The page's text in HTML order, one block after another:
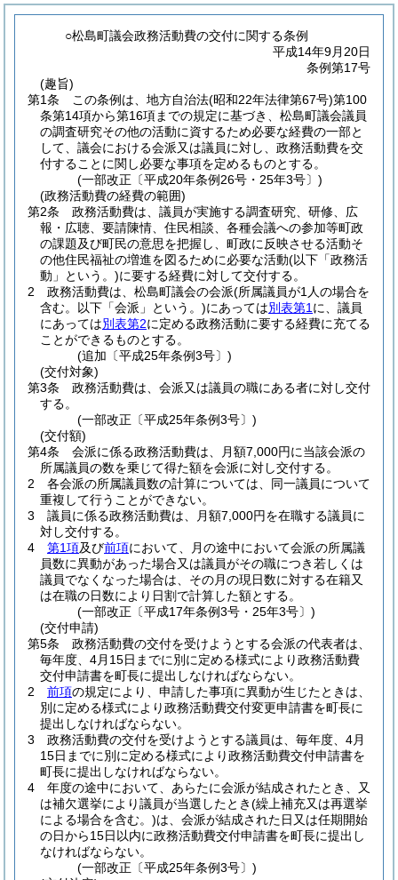
○松島町議会政務活動費の交付に関する条例
平成14年9月20日
条例第17号
(趣旨)
第1条
この条例は、地方自治法(昭和22年法律第67号)第100
条第14項から第16項までの規定に基づき、松島町議会議員
の調査研究その他の活動に資するため必要な経費の一部と
して、議会における会派又は議員に対し、政務活動費を交
付することに関し必要な事項を定めるものとする。
(一部改正〔平成20年条例26号・25年3号〕)
(政務活動費の経費の範囲)
第2条
政務活動費は、議員が実施する調査研究、研修、広
報・広聴、要請陳情、住民相談、各種会議への参加等町政
の課題及び町民の意思を把握し、町政に反映させる活動そ
の他住民福祉の増進を図るために必要な活動(以下「政務活
動」という。)に要する経費に対して交付する。
2
政務活動費は、松島町議会の会派(所属議員が1人の場合を
含む。以下「会派」という。)にあっては別表第1 に、議員
にあっては別表第2に定める政務活動に要する経費に充てる
ことができるものとする。
(追加〔平成25年条例3号〕)
(交付対象)
第3条
政務活動費は、会派又は議員の職にある者に対し交付
する。
(一部改正〔平成25年条例3号〕)
(交付額)
第4条
会派に係る政務活動費は、月額7,000円に当該会派の
所属議員の数を乗じて得た額を会派に対し交付する。
2
各会派の所属議員数の計算については、同一議員について
重複して行うことができない。
3
議員に係る政務活動費は、月額7,000円を在職する議員に
対し交付する。
4
第1項及び前項において、月の途中において会派の所属議
員数に異動があった場合又は議員がその職につき若しくは
議員でなくなった場合は、その月の現日数に対する在籍又
は在職の日数により日割で計算した額とする。
(一部改正〔平成17年条例3号・25年3号〕)
(交付申請)
第5条
政務活動費の交付を受けようとする会派の代表者は、
毎年度、4月15日までに別に定める様式により政務活動費
交付申請書を町長に提出しなければならない。
2
前項の規定により、申請した事項に異動が生じたときは、
別に定める様式により政務活動費交付変更申請書を町長に
提出しなければならない。
3
政務活動費の交付を受けようとする議員は、毎年度、4月
15日までに別に定める様式により政務活動費交付申請書を
町長に提出しなければならない。
4
年度の途中において、あらたに会派が結成されたとき、又
は補欠選挙により議員が当選したとき(繰上補充又は再選挙
による場合を含む。)は、会派が結成された日又は任期開始
の日から15日以内に政務活動費交付申請書を町長に提出し
なければならない。
(一部改正〔平成25年条例3号〕)